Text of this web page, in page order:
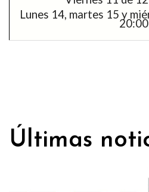
Lunes 14, martes 15 y
20:00
Últimas